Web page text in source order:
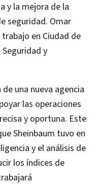
y la mejora de la
seguridad. Omar
en Ciudad de
y
una nueva agencia
las operaciones
y oportuna. Este
Sheinbaum tuvo en
y el análisis de
los índices de